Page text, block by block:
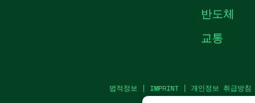
반도체
교통
법적정보 | IMPRINT | 개인정보 취급방침